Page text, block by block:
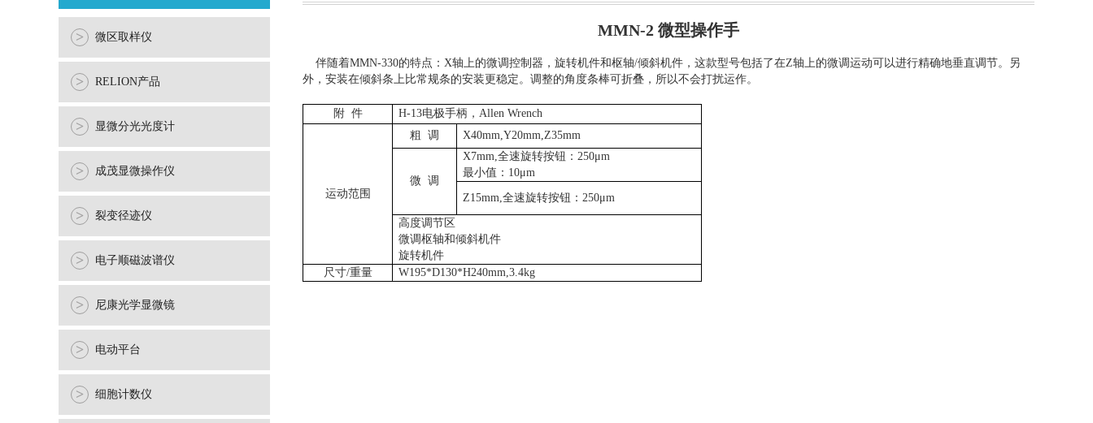
> 微区取样仪
> RELION产品
> 显微分光光度计
> 成茂显微操作仪
> 裂变径迹仪
> 电子顺磁波谱仪
> 尼康光学显微镜
> 电动平台
> 细胞计数仪
MMN-2 微型操作手
伴随着MMN-330的特点：X轴上的微调控制器，旋转机件和枢轴/倾斜机件，这款型号包括了在Z轴上的微调运动可以进行精确地垂直调节。另
外，安装在倾斜条上比常规条的安装更稳定。调整的角度条棒可折叠，所以不会打扰运作。
附 件 H-13电极手柄，Allen Wrench
运动范围
粗 调 X40mm,Y20mm,Z35mm
微 调
X7mm,全速旋转按钮：250μm
最小值：10μm
Z15mm,全速旋转按钮：250μm
高度调节区
微调枢轴和倾斜机件
旋转机件
尺寸/重量
W195*D130*H240mm,3.4kg